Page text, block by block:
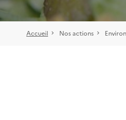
Accueil Nos actions